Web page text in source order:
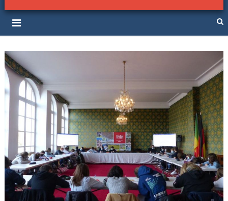
Collège Jules Verne de
Vittel (Vosges)